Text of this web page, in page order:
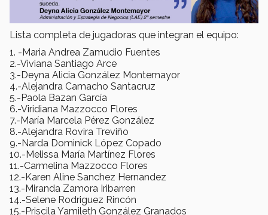
Lista completa de jugadoras que integran el equipo:
1. -Maria Andrea Zamudio Fuentes
2.-Viviana Santiago Arce
3.-Deyna Alicia González Montemayor
4.-Alejandra Camacho Santacruz
5.-Paola Bazan García
6.-Viridiana Mazzocco Flores
7.-María Marcela Pérez González
8.-Alejandra Rovira Treviño
9.-Narda Dominick López Copado
10.-Melissa María Martínez Flores
11.-Carmelina Mazzocco Flores
12.-Karen Aline Sanchez Hernandez
13.-Miranda Zamora Iribarren
14.-Selene Rodriguez Rincón
15.-Priscila Yamileth González Granados